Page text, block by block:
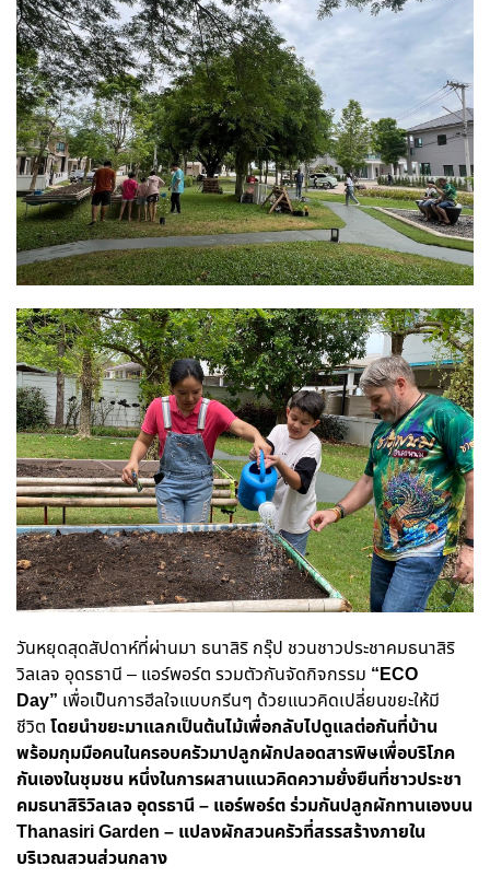
วันหยุดสุดสัปดาห์ที่ผ่านมา ธนาสิริ กรุ๊ป ชวนชาวประชาคมธนาสิริ
วิลเลจ อุดรธานี – แอร์พอร์ต รวมตัวกันจัดกิจกรรม “ECO
Day” เพื่อเป็นการฮีลใจแบบกรีนๆ ด้วยแนวคิดเปลี่ยนขยะให้มี
ชีวิต โดยนำขยะมาแลกเป็นต้นไม้เพื่อกลับไปดูแลต่อกันที่บ้าน
พร้อมกุมมือคนในครอบครัวมาปลูกผักปลอดสารพิษเพื่อบริโภค
กันเองในชุมชน หนึ่งในการผสานแนวคิดความยั่งยืนที่ชาวประชา
คมธนาสิริวิลเลจ อุดรธานี – แอร์พอร์ต ร่วมกันปลูกผักทานเองบน
Thanasiri Garden – แปลงผักสวนครัวที่สรรสร้างภายใน
บริเวณสวนส่วนกลาง